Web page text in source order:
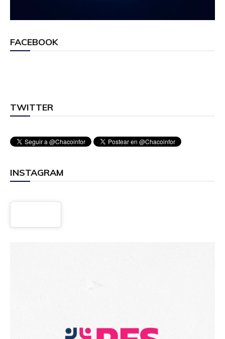
FACEBOOK
TWITTER
INSTAGRAM